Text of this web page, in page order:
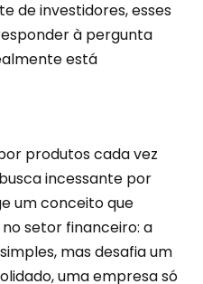
de investidores, esses
à pergunta
está
produtos cada vez
incessante por
um conceito que
setor financeiro: a
mas desafia um
uma empresa só